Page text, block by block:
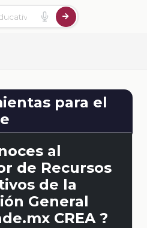
para el
al
de Recursos
de la
General
CREA ?